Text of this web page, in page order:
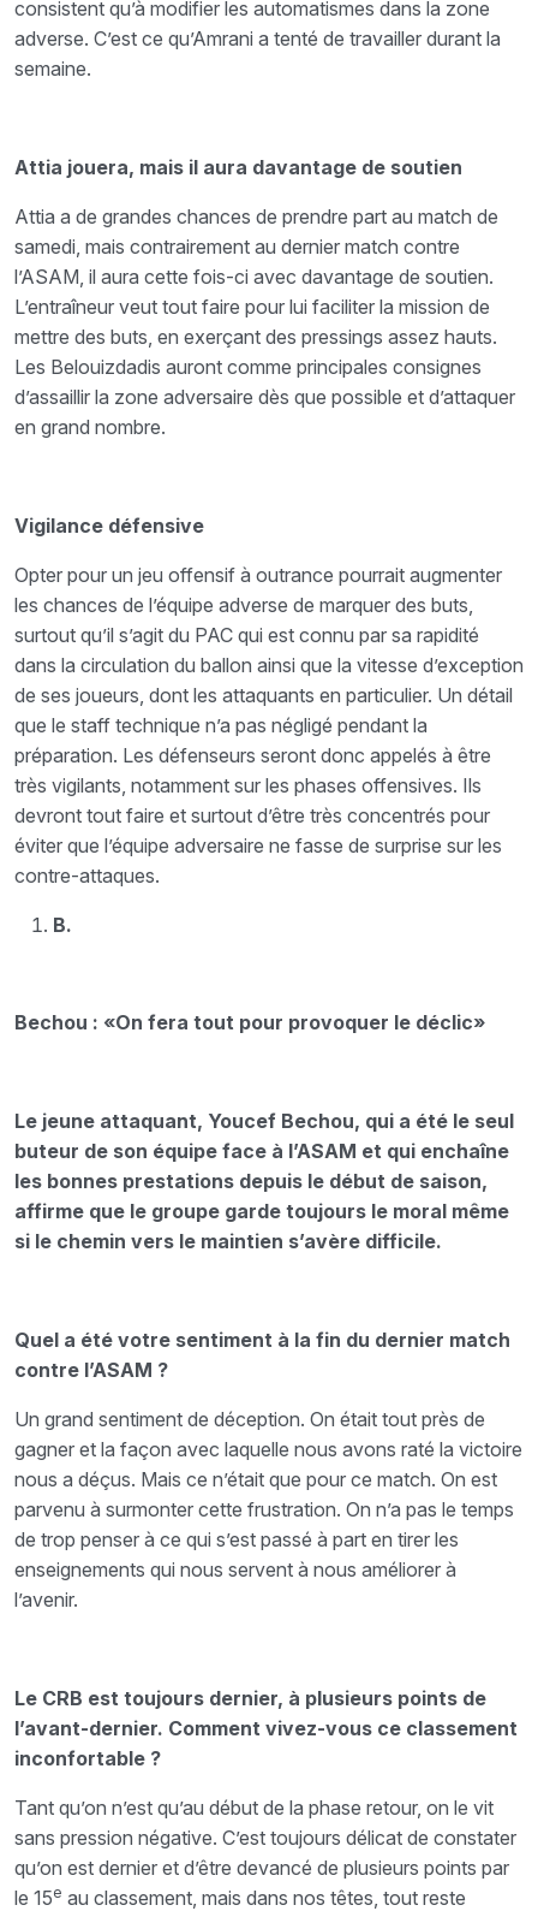
consistent qu’à modifier les automatismes dans la zone
adverse. C’est ce qu’Amrani a tenté de travailler durant la
semaine.
Attia jouera, mais il aura davantage de soutien
Attia a de grandes chances de prendre part au match de
samedi, mais contrairement au dernier match contre
l’ASAM, il aura cette fois-ci avec davantage de soutien.
L’entraîneur veut tout faire pour lui faciliter la mission de
mettre des buts, en exerçant des pressings assez hauts.
Les Belouizdadis auront comme principales consignes
d’assaillir la zone adversaire dès que possible et d’attaquer
en grand nombre.
Vigilance défensive
Opter pour un jeu offensif à outrance pourrait augmenter
les chances de l’équipe adverse de marquer des buts,
surtout qu’il s’agit du PAC qui est connu par sa rapidité
dans la circulation du ballon ainsi que la vitesse d’exception
de ses joueurs, dont les attaquants en particulier. Un détail
que le staff technique n’a pas négligé pendant la
préparation. Les défenseurs seront donc appelés à être
très vigilants, notamment sur les phases offensives. Ils
devront tout faire et surtout d’être très concentrés pour
éviter que l’équipe adversaire ne fasse de surprise sur les
contre-attaques.
B.
Bechou : «On fera tout pour provoquer le déclic»
Le jeune attaquant, Youcef Bechou, qui a été le seul
buteur de son équipe face à l’ASAM et qui enchaîne
les bonnes prestations depuis le début de saison,
affirme que le groupe garde toujours le moral même
si le chemin vers le maintien s’avère difficile.
Quel a été votre sentiment à la fin du dernier match
contre l’ASAM ?
Un grand sentiment de déception. On était tout près de
gagner et la façon avec laquelle nous avons raté la victoire
nous a déçus. Mais ce n’était que pour ce match. On est
parvenu à surmonter cette frustration. On n’a pas le temps
de trop penser à ce qui s’est passé à part en tirer les
enseignements qui nous servent à nous améliorer à
l’avenir.
Le CRB est toujours dernier, à plusieurs points de
l’avant-dernier. Comment vivez-vous ce classement
inconfortable ?
Tant qu’on n’est qu’au début de la phase retour, on le vit
sans pression négative. C’est toujours délicat de constater
qu’on est dernier et d’être devancé de plusieurs points par
le 15e au classement, mais dans nos têtes, tout reste